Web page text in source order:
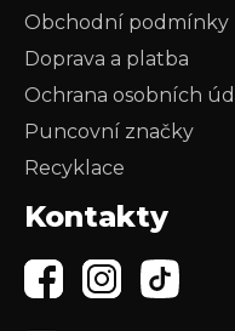
Obchodní podmínky
Doprava a platba
Ochrana osobních
Puncovní značky
Recyklace
Kontakty